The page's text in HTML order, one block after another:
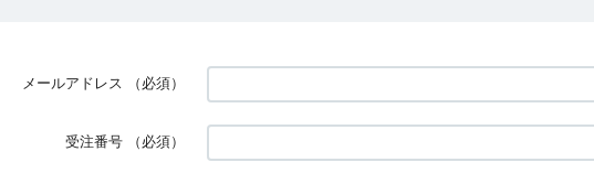
メールアドレス （必須）
受注番号 （必須）